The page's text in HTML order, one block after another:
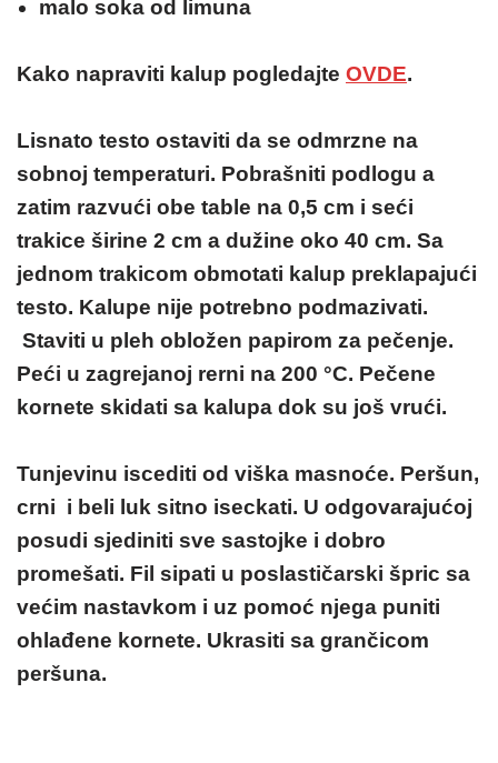
malo soka od limuna
Kako napraviti kalup pogledajte OVDE.
Lisnato testo ostaviti da se odmrzne na
sobnoj temperaturi. Pobrašniti podlogu a
zatim razvući obe table na 0,5 cm i seći
trakice širine 2 cm a dužine oko 40 cm. Sa
jednom trakicom obmotati kalup preklapajući
testo. Kalupe nije potrebno podmazivati.
Staviti u pleh obložen papirom za pečenje.
Peći u zagrejanoj rerni na 200 °C. Pečene
kornete skidati sa kalupa dok su još vrući.
Tunjevinu iscediti od viška masnoće. Peršun,
crni i beli luk sitno iseckati. U odgovarajućoj
posudi sjediniti sve sastojke i dobro
promešati. Fil sipati u poslastičarski špric sa
većim nastavkom i uz pomoć njega puniti
ohlađene kornete. Ukrasiti sa grančicom
peršuna.